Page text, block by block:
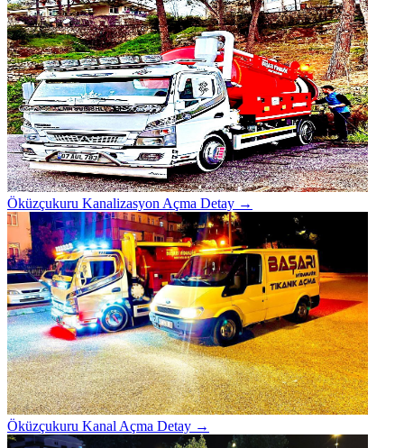
Öküzçukuru Kanalizasyon Açma Detay →
Öküzçukuru Kanal Açma Detay →